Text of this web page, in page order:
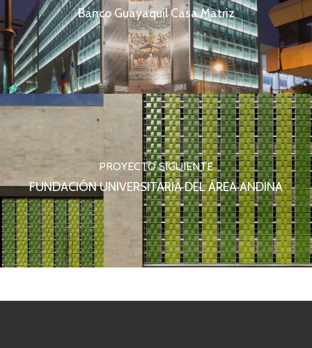
Banco Guayaquil Casa Matriz
PROYECTO SIGUIENTE
FUNDACIÓN UNIVERSITARIA DEL ÁREA ANDINA